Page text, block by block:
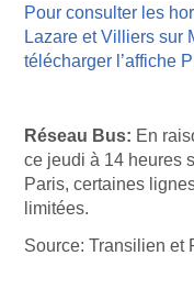
Pour consulter les
Lazare et Villiers sur
télécharger l’affiche
Réseau Bus: En
ce jeudi à 14 heures
Paris, certaines
limitées.
Source: Transilien et